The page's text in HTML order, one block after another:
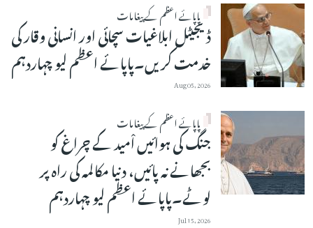
پاپائے اعظم کے پیغامات
ڈیجیٹل ابلاغیات سچائی اور انسانی وقار کی
خدمت کریں۔پاپائے اعظم لیو چہاردہم
Aug 05, 2026
پاپائے اعظم کے پیغامات
جنگ کی ہوائیں اْمید کے چراغ کو
بجھانے نہ پائیں، دنیا مکالمہ کی راہ پر
لوٹے۔پاپائے اعظم لیو چہاردہم
Jul 15, 2026